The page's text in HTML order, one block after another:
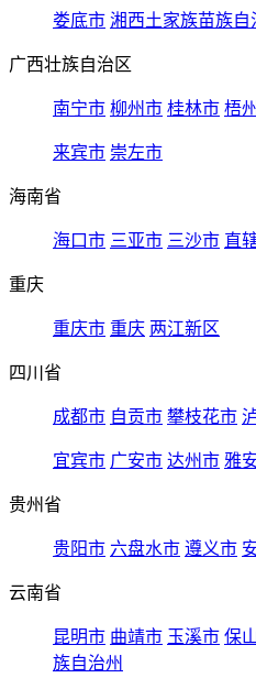
娄底市 湘西土家族苗族自
广西壮族自治区
南宁市 柳州市 桂林市 梧
来宾市 崇左市
海南省
海口市 三亚市 三沙市 直
重庆
重庆市 重庆 两江新区
四川省
成都市 自贡市 攀枝花市
宜宾市 广安市 达州市 雅
贵州省
贵阳市 六盘水市 遵义市
云南省
昆明市 曲靖市 玉溪市 保
族自治州